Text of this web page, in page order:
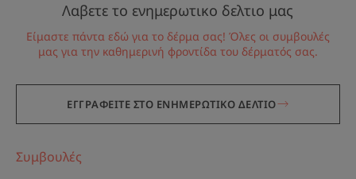
Λαβετε το ενημερωτικο δελτιο μας
Είμαστε πάντα εδώ για το δέρμα σας! Όλες οι συμβουλές
μας για την καθημερινή φροντίδα του δέρματός σας.
ΕΓΓΡΑΦΕΙΤΕ ΣΤΟ ΕΝΗΜΕΡΩΤΙΚΟ ΔΕΛΤΙΟ
Συμβουλές